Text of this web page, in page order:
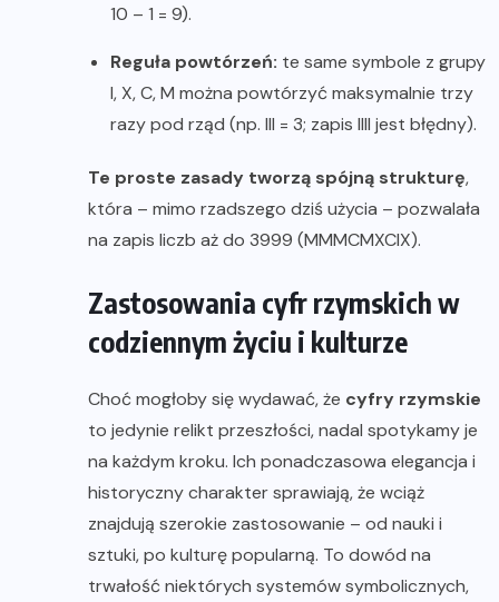
10 – 1 = 9).
Reguła powtórzeń: te same symbole z grupy
I, X, C, M można powtórzyć maksymalnie trzy
razy pod rząd (np. III = 3; zapis IIII jest błędny).
Te proste zasady tworzą spójną strukturę,
która – mimo rzadszego dziś użycia – pozwalała
na zapis liczb aż do 3999 (MMMCMXCIX).
Zastosowania cyfr rzymskich w
codziennym życiu i kulturze
Choć mogłoby się wydawać, że cyfry rzymskie
to jedynie relikt przeszłości, nadal spotykamy je
na każdym kroku. Ich ponadczasowa elegancja i
historyczny charakter sprawiają, że wciąż
znajdują szerokie zastosowanie – od nauki i
sztuki, po kulturę popularną. To dowód na
trwałość niektórych systemów symbolicznych,